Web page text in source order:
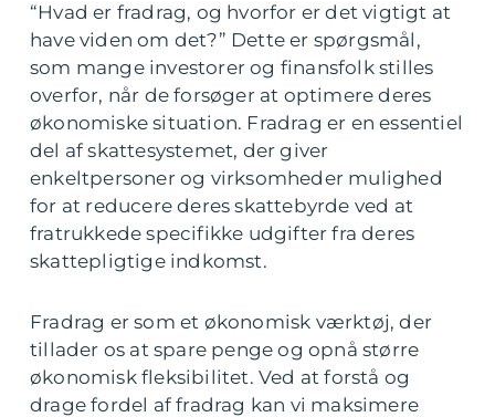
“Hvad er fradrag, og hvorfor er det vigtigt at
have viden om det?” Dette er spørgsmål,
som mange investorer og finansfolk stilles
overfor, når de forsøger at optimere deres
økonomiske situation. Fradrag er en essentiel
del af skattesystemet, der giver
enkeltpersoner og virksomheder mulighed
for at reducere deres skattebyrde ved at
fratrukkede specifikke udgifter fra deres
skattepligtige indkomst.
Fradrag er som et økonomisk værktøj, der
tillader os at spare penge og opnå større
økonomisk fleksibilitet. Ved at forstå og
drage fordel af fradrag kan vi maksimere